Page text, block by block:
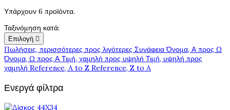
Υπάρχουν 6 προϊόντα.
Ταξινόμηση κατά:
Επιλογή 
Πωλήσεις, περισσότερες προς λιγότερες ΣυνάφειαΌνομα, Α προς Ω
Όνομα, Ω προς ΑΤιμή, χαμηλή προς υψηλή Τιμή, υψηλή προς
χαμηλή Reference, A to Z Reference, Z to A
Ενεργά φίλτρα